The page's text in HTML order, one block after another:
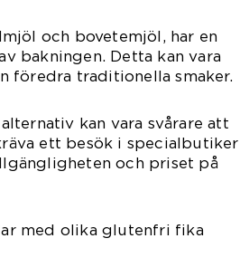
och bovetemjöl, har en
bakningen. Detta kan vara
föredra traditionella smaker.
kan vara svårare att
ett besök i specialbutiker
och priset på
med olika glutenfri fika